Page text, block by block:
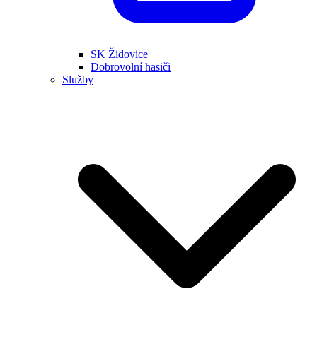
SK Židovice
Dobrovolní hasiči
Služby